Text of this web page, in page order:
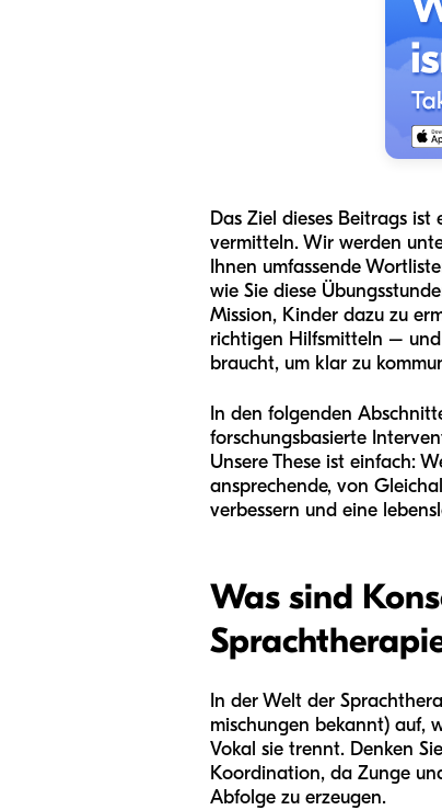
Das Ziel dieses Beitrags
vermitteln. Wir werden
Ihnen umfassende
wie Sie diese
Mission, Kinder dazu zu
richtigen Hilfsmitteln – und
braucht, um klar zu
In den folgenden
forschungsbasierte
Unsere These ist einfach:
ansprechende, von
verbessern und eine
Was sind
In der Welt der
mischungen bekannt) auf,
Vokal sie trennt. Denken
Koordination, da Zunge
Abfolge zu erzeugen.